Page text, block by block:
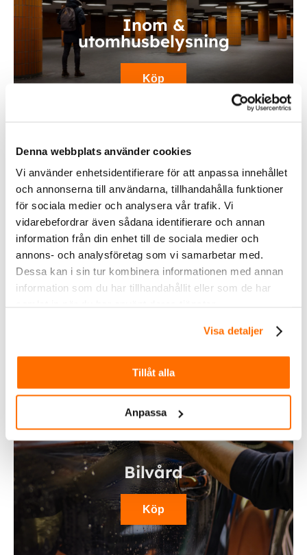
Denna webbplats använder cookies
Vi använder enhetsidentifierare för att anpassa innehållet
och annonserna till användarna, tillhandahålla funktioner
för sociala medier och analysera vår trafik. Vi
vidarebefordrar även sådana identifierare och annan
information från din enhet till de sociala medier och
annons- och analysföretag som vi samarbetar med.
Dessa kan i sin tur kombinera informationen med annan
information som du har tillhandahållit eller som de har
Visa detaljer
Tillåt alla
Anpassa
Fordonsbelysning
Köp
Inom &
utomhusbelysning
Köp
Bilvård
Köp